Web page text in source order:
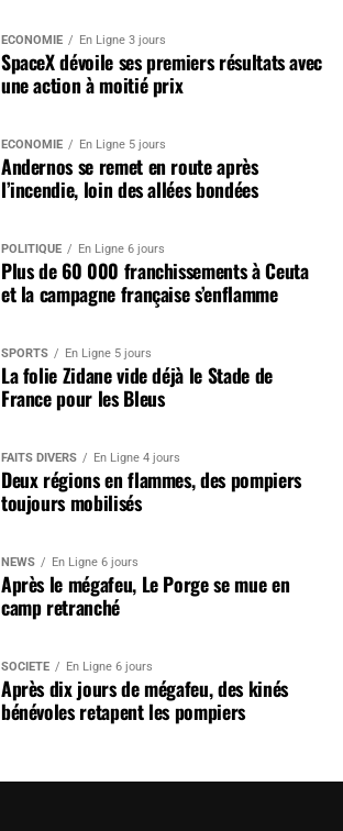
ÉCONOMIE En Ligne 3 jours
SpaceX dévoile ses premiers résultats avec
une action à moitié prix
ÉCONOMIE En Ligne 5 jours
Andernos se remet en route après
l’incendie, loin des allées bondées
POLITIQUE En Ligne 6 jours
Plus de 60 000 franchissements à Ceuta
et la campagne française s’enflamme
SPORTS En Ligne 5 jours
La folie Zidane vide déjà le Stade de
France pour les Bleus
FAITS DIVERS En Ligne 4 jours
Deux régions en flammes, des pompiers
toujours mobilisés
NEWS En Ligne 6 jours
Après le mégafeu, Le Porge se mue en
camp retranché
SOCIÉTÉ En Ligne 6 jours
Après dix jours de mégafeu, des kinés
bénévoles retapent les pompiers